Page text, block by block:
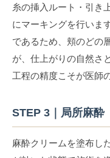
糸の挿入ルート・引き
にマーキングを行いま
であるため、頬のどの
が、仕上がりの自然さ
工程の精度こそが医師
STEP 3｜局所麻酔
麻酔クリームを塗布し